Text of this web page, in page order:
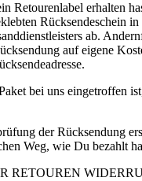
Retourenlabel erhalten
Rücksendeschein
ab.
auf eigene
bei uns eingetroffen
der Rücksendung
Weg, wie Du bezahlt
RETOUREN